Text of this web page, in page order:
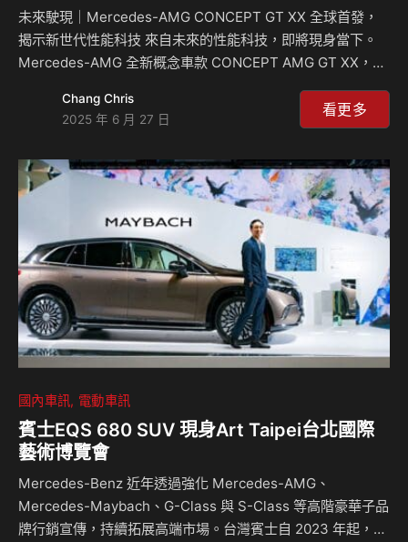
未來駛現｜Mercedes-AMG CONCEPT GT XX 全球首發，
揭示新世代性能科技 來自未來的性能科技，即將現身當下。
Mercedes-AMG 全新概念車款 CONCEPT AMG GT XX，於
性能時代的最新成果。這款概念車結合 Formula 1® 的先進技
術，構建於 AMG 自主研發的電動高性能平台 AMG.EA，搭載
與智慧溫控系統，實現超過 1,360hp 的驚人動力輸出，極速
上看 360km/h，同時兼具出色續航與超高速充電效率，重新
定義電動超跑的未來可能。…
Chang Chris
2025 年 6 月 27 日
看更多
國內車訊 電動車訊
賓士EQS 680 SUV 現身Art Taipei台北國際
藝術博覽會
Mercedes-Benz 近年透過強化 Mercedes-AMG、
Mercedes-Maybach、G-Class 與 S-Class 等高階豪華子品
牌行銷宣傳，持續拓展高端市場。台灣賓士自 2023 年起，連